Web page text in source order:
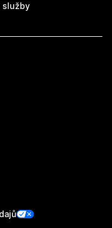
služby